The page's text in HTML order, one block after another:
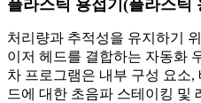
플라스틱 용접기(플라스틱
처리량과 추적성을 유지하기
이저 헤드를 결합하는 자동화
차 프로그램은 내부 구성 요소
드에 대한 초음파 스테이킹 및